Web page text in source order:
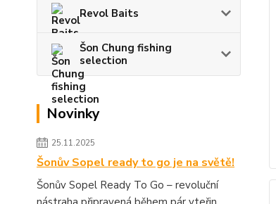
Revol Baits
Šon Chung fishing
selection
Novinky
25.11.2025
Šonův Sopel ready to go je na světě!
Šonův Sopel Ready To Go – revoluční